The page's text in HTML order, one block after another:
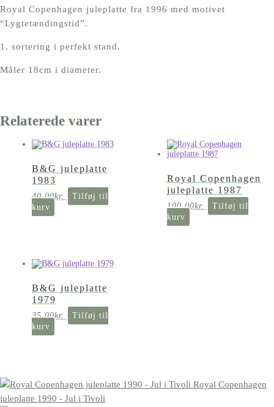
Royal Copenhagen juleplatte fra 1996 med motivet
“Lygtetændingstid”.
1. sortering i perfekt stand.
Måler 18cm i diameter.
Relaterede varer
B&G juleplatte
1983
40,00kr.
Tilføj til
kurv
Royal Copenhagen
juleplatte 1987
100,00kr.
Tilføj til
kurv
B&G juleplatte
1979
35,00kr.
Tilføj til
kurv
Royal Copenhagen
juleplatte 1990 - Jul i Tivoli